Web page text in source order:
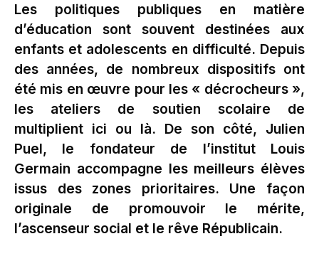
Les politiques publiques en matière
d’éducation sont souvent destinées aux
enfants et adolescents en difficulté. Depuis
des années, de nombreux dispositifs ont
été mis en œuvre pour les « décrocheurs »,
les ateliers de soutien scolaire de
multiplient ici ou là. De son côté, Julien
Puel, le fondateur de l’institut Louis
Germain accompagne les meilleurs élèves
issus des zones prioritaires. Une façon
originale de promouvoir le mérite,
l’ascenseur social et le rêve Républicain.